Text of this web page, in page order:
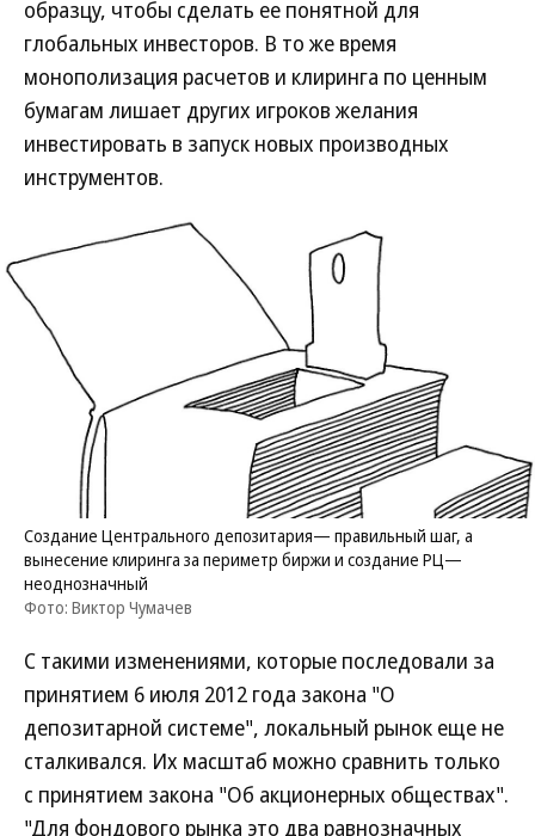
образцу, чтобы сделать ее понятной для
глобальных инвесторов. В то же время
монополизация расчетов и клиринга по ценным
бумагам лишает других игроков желания
инвестировать в запуск новых производных
инструментов.
Создание Центрального депозитария— правильный шаг, а
вынесение клиринга за периметр биржи и создание РЦ—
неоднозначный
Фото: Виктор Чумачев
С такими изменениями, которые последовали за
принятием 6 июля 2012 года закона "О
депозитарной системе", локальный рынок еще не
сталкивался. Их масштаб можно сравнить только
с принятием закона "Об акционерных обществах".
"Для фондового рынка это два равнозначных